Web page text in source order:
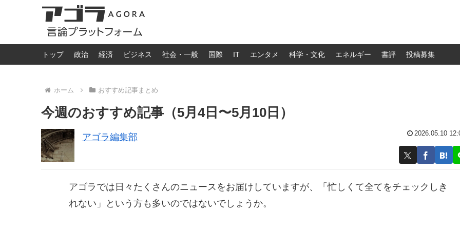
トップ 政治 経済 ビジネス 社会・一般 国際 IT エンタメ 科学・文化 エネルギー 書評 投稿募集
ホーム おすすめ記事まとめ
今週のおすすめ記事（5月4日〜5月10日）
アゴラ編集部 2026.05.10
アゴラでは日々たくさんのニュースをお届けしていますが、「忙しくて全てをチェックしき
れない」という方も多いのではないでしょうか。